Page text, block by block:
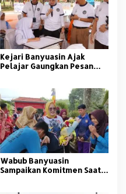
Kejari Banyuasin Ajak
Pelajar Gaungkan Pesan
Wabub Banyuasin
Sampaikan Komitmen Saat